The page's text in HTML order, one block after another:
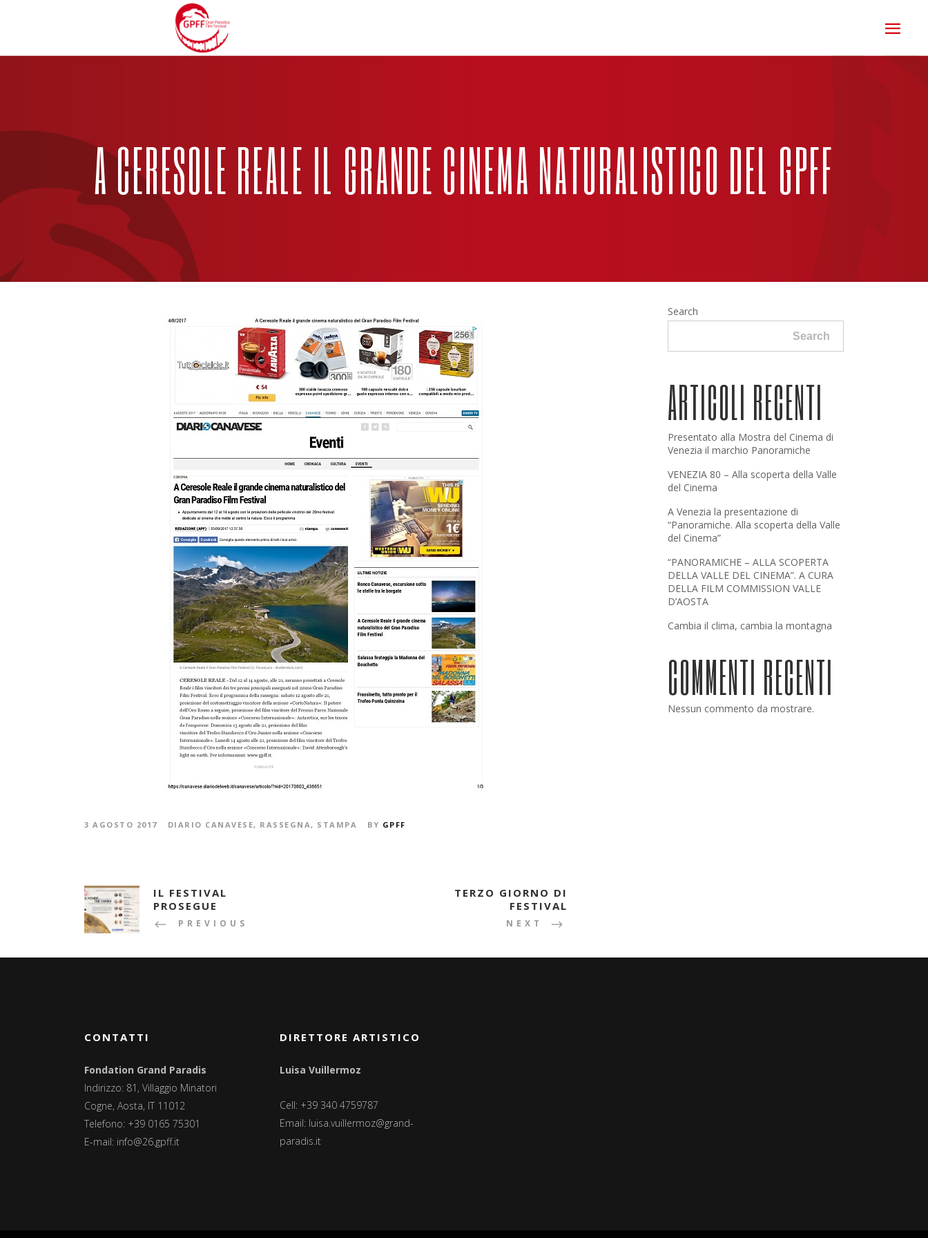
A CERESOLE REALE IL GRANDE CINEMA NATURALISTICO DEL GPFF
3 AGOSTO 2017 DIARIO CANAVESE, RASSEGNA, STAMPA BY GPFF
IL FESTIVAL
PROSEGUE
PREVIOUS
TERZO GIORNO DI
FESTIVAL
NEXT
Search
Search
ARTICOLI RECENTI
Presentato alla Mostra del Cinema di
Venezia il marchio Panoramiche
VENEZIA 80 – Alla scoperta della Valle
del Cinema
A Venezia la presentazione di
“Panoramiche. Alla scoperta della Valle
del Cinema”
“PANORAMICHE – ALLA SCOPERTA
DELLA VALLE DEL CINEMA”. A CURA
DELLA FILM COMMISSION VALLE
D’AOSTA
Cambia il clima, cambia la montagna
COMMENTI RECENTI
Nessun commento da mostrare.
CONTATTI
Fondation Grand Paradis
Indirizzo: 81, Villaggio Minatori
Cogne, Aosta, IT 11012
Telefono: +39 0165 75301
E-mail: info@26.gpff.it
DIRETTORE ARTISTICO
Luisa Vuillermoz
Cell: +39 340 4759787
Email: luisa.vuillermoz@grand-
paradis.it